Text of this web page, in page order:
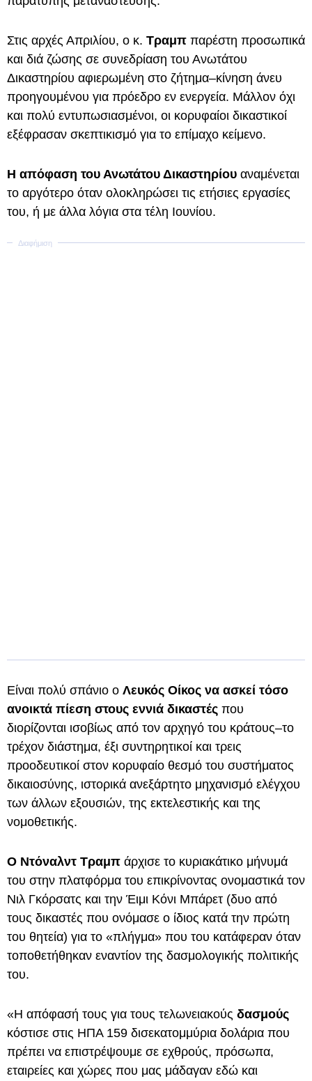
Στις αρχές Απριλίου, ο κ. Τραμπ παρέστη προσωπικά
και διά ζώσης σε συνεδρίαση του Ανωτάτου
Δικαστηρίου αφιερωμένη στο ζήτημα–κίνηση άνευ
προηγουμένου για πρόεδρο εν ενεργεία. Μάλλον όχι
και πολύ εντυπωσιασμένοι, οι κορυφαίοι δικαστικοί
εξέφρασαν σκεπτικισμό για το επίμαχο κείμενο.
Η απόφαση του Ανωτάτου Δικαστηρίου αναμένεται
το αργότερο όταν ολοκληρώσει τις ετήσιες εργασίες
του, ή με άλλα λόγια στα τέλη Ιουνίου.
Είναι πολύ σπάνιο ο Λευκός Οίκος να ασκεί τόσο
ανοικτά πίεση στους εννιά δικαστές που
διορίζονται ισοβίως από τον αρχηγό του κράτους–το
τρέχον διάστημα, έξι συντηρητικοί και τρεις
προοδευτικοί στον κορυφαίο θεσμό του συστήματος
δικαιοσύνης, ιστορικά ανεξάρτητο μηχανισμό ελέγχου
των άλλων εξουσιών, της εκτελεστικής και της
νομοθετικής.
Ο Ντόναλντ Τραμπ άρχισε το κυριακάτικο μήνυμά
του στην πλατφόρμα του επικρίνοντας ονομαστικά τον
Νιλ Γκόρσατς και την Έιμι Κόνι Μπάρετ (δυο από
τους δικαστές που ονόμασε ο ίδιος κατά την πρώτη
του θητεία) για το «πλήγμα» που του κατάφεραν όταν
τοποθετήθηκαν εναντίον της δασμολογικής πολιτικής
του.
«Η απόφασή τους για τους τελωνειακούς δασμούς
κόστισε στις ΗΠΑ 159 δισεκατομμύρια δολάρια που
πρέπει να επιστρέψουμε σε εχθρούς, πρόσωπα,
εταιρείες και χώρες που μας μάδαγαν εδώ και